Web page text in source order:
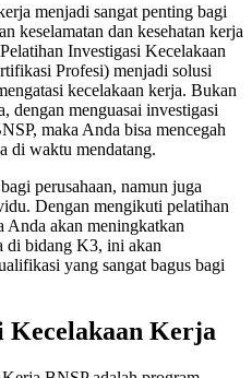
menjadi sangat penting bagi
keselamatan dan kesehatan kerja
Investigasi Kecelakaan
Profesi) menjadi solusi
kecelakaan kerja. Bukan
dengan menguasai investigasi
maka Anda bisa mencegah
di waktu mendatang.
perusahaan, namun juga
Dengan mengikuti pelatihan
Anda akan meningkatkan
di bidang K3, ini akan
yang sangat bagus bagi
Kecelakaan Kerja